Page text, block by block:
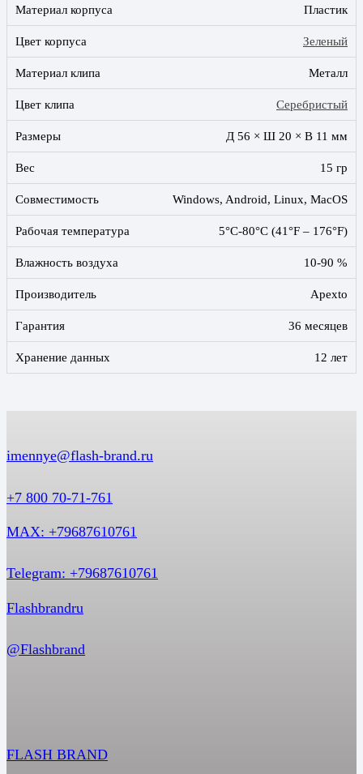
Материал корпуса Пластик
Цвет корпуса Зеленый
Материал клипа Металл
Цвет клипа Серебристый
Размеры Д 56 × Ш 20 × В 11 мм
Вес 15 гр
Совместимость Windows, Android, Linux, MacOS
Рабочая температура 5°C-80°C (41°F – 176°F)
Влажность воздуха 10-90 %
Производитель Apexto
Гарантия 36 месяцев
Хранение данных 12 лет
imennye@flash-brand.ru
+7 800 70-71-761
MAX: +79687610761
Telegram: +79687610761
Flashbrandru
@Flashbrand
FLASH BRAND